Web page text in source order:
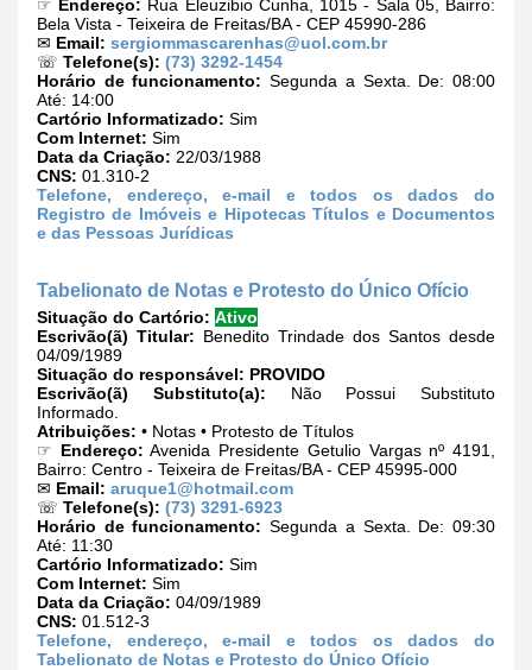
☞ Endereço: Rua Eleuzibio Cunha, 1015 - Sala 05, Bairro:
Bela Vista - Teixeira de Freitas/BA - CEP 45990-286
✉ Email: sergiommascarenhas@uol.com.br
☏ Telefone(s): (73) 3292-1454
Horário de funcionamento: Segunda a Sexta. De: 08:00
Até: 14:00
Cartório Informatizado: Sim
Com Internet: Sim
Data da Criação: 22/03/1988
CNS: 01.310-2
Telefone, endereço, e-mail e todos os dados do
Registro de Imóveis e Hipotecas Títulos e Documentos
e das Pessoas Jurídicas
Tabelionato de Notas e Protesto do Único Ofício
Situação do Cartório: Ativo
Escrivão(ã) Titular: Benedito Trindade dos Santos desde
04/09/1989
Situação do responsável: PROVIDO
Escrivão(ã) Substituto(a): Não Possui Substituto
Informado.
Atribuições: • Notas • Protesto de Títulos
☞ Endereço: Avenida Presidente Getulio Vargas nº 4191,
Bairro: Centro - Teixeira de Freitas/BA - CEP 45995-000
✉ Email: aruque1@hotmail.com
☏ Telefone(s): (73) 3291-6923
Horário de funcionamento: Segunda a Sexta. De: 09:30
Até: 11:30
Cartório Informatizado: Sim
Com Internet: Sim
Data da Criação: 04/09/1989
CNS: 01.512-3
Telefone, endereço, e-mail e todos os dados do
Tabelionato de Notas e Protesto do Único Ofício